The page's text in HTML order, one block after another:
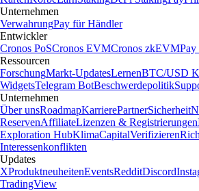
Unternehmen
VerwahrungPay für Händler
Entwickler
Cronos PoSCronos EVMCronos zkEVM
Ressourcen
ForschungMarkt-UpdatesLernenBTC/USD
WidgetsTelegram BotBeschwerdepolitik
Unternehmen
Über unsRoadmapKarrierePartnerSicherheit
ReservenAffiliateLizenzen & Registrierungen
Exploration HubKlimaCapitalVerifizieren
Interessenkonflikten
Updates
XProduktneuheitenEventsRedditDiscord
TradingView